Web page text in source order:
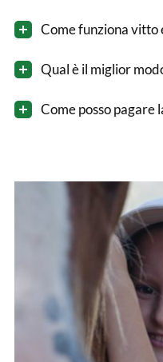
Come funziona vitto
Qual è il miglior
Come posso pagare